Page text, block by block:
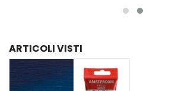
ARTICOLI VISTI